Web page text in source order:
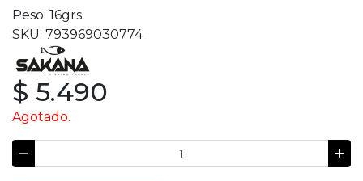
Peso: 16grs
SKU: 793969030774
$ 5.490
Agotado.